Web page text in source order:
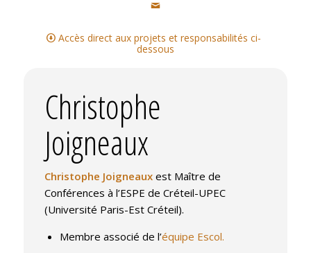
Accès direct aux projets et responsabilités ci-
dessous
Christophe
Joigneaux
Christophe Joigneauxest Maître de
Conférences à l’ESPE de Créteil-UPEC
(Université Paris-Est Créteil).
Membre associé de l’équipe Escol.